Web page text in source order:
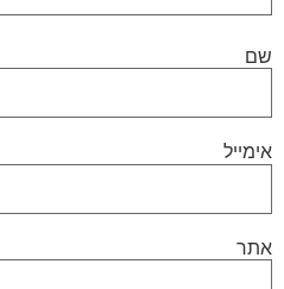
שם
אימייל
אתר